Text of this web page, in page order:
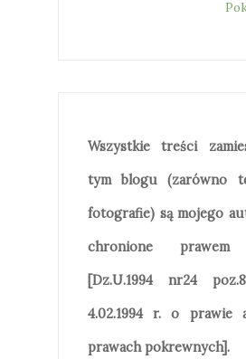
Wszystkie treści
tym blogu (zarówno
fotografie) są mojego
chronione prawem
[Dz.U.1994 nr24
4.02.1994 r. o prawie
prawach pokrewnych].